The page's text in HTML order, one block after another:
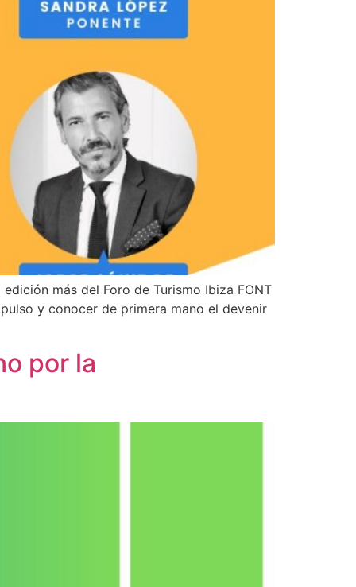
más del Foro de Turismo Ibiza FONT
y conocer de primera mano el devenir
por la